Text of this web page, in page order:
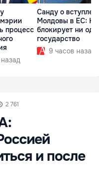
процесс
Санду о
Молдовы в ЕС:
блокирует ни
государство
9 часов назад
2 761
и после